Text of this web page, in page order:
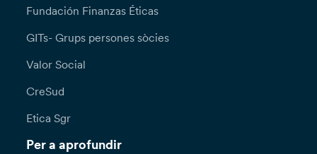
Fundación Finanzas Éticas
GITs- Grups persones sòcies
Valor Social
CreSud
Etica Sgr
Per a aprofundir